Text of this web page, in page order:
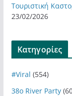
Τουριστική
23/02/2026
Kατηγορίες
#Viral (554)
38ο River Party